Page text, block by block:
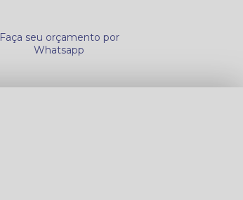
Faça seu orçamento por
Whatsapp